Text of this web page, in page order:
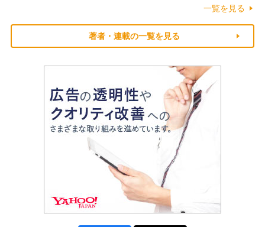
一覧を見る
著者・連載の一覧を見る